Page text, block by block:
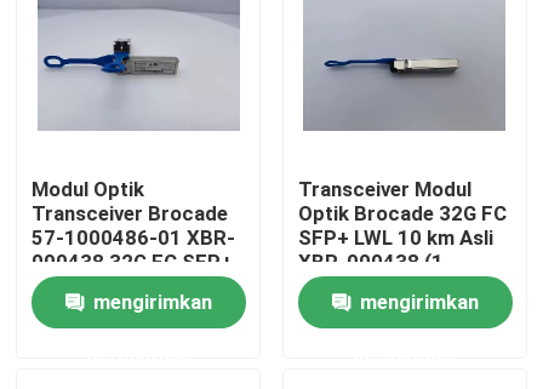
Rumah
Modul Optik
Transceiver Brocade
57-1000486-01 XBR-
000438 32G FC SFP+
LWL 10 km 1-kemasan
Fiber Optic
Transceivers
mengirimkan
Transceiver Modul
Optik Brocade 32G FC
SFP+ LWL 10 km Asli
XBR-000438 (1-
kemasan) untuk
Penggunaan Fiber
Optik Model FC64-48
mengirimkan